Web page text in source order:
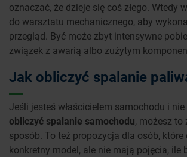
oznaczać, że dzieje się coś złego. Wtedy
do warsztatu mechanicznego, aby
przegląd. Być może zbyt intensywne
związek z awarią albo zużytym
Jak obliczyć spalanie
Jeśli jesteś właścicielem samochodu i nie
obliczyć spalanie samochodu, możesz to
sposób. To też propozycja dla osób,
konkretny model, ale nie mają pojęcia, ile